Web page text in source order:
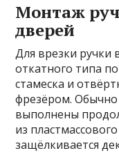
Монтаж
дверей
Для врезки
откатного типа
стамеска и
фрезёром.
выполнены
из
защёлкивается